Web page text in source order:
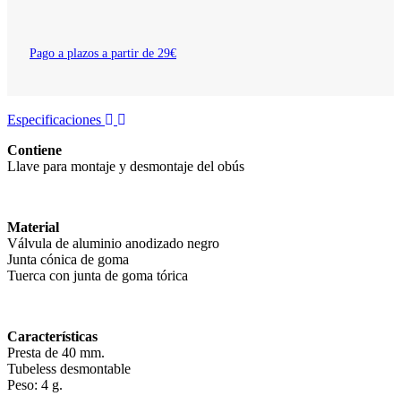
Pago a plazos a partir de 29€
Especificaciones
Contiene
Llave para montaje y desmontaje del obús
Material
Válvula de aluminio anodizado negro
Junta cónica de goma
Tuerca con junta de goma tórica
Características
Presta de 40 mm.
Tubeless desmontable
Peso: 4 g.